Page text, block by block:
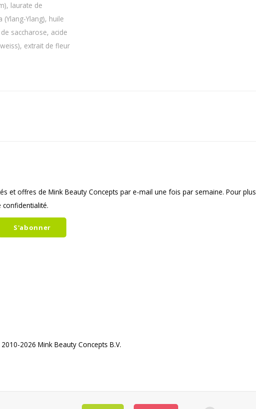
laurate de
Ylang), huile
saccharose, acide
extrait de fleur
et offres de Mink Beauty Concepts par e-mail une fois par semaine. Pour plus
S'abonner
2026 Mink Beauty Concepts B.V.